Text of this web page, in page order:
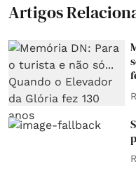
Artigos